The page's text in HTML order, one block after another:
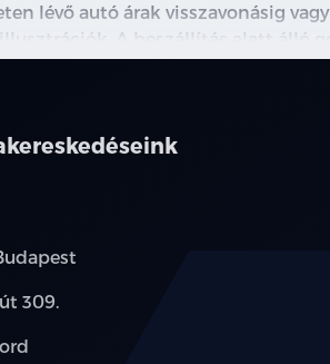
lévő autó árak visszavonásig
illusztrációk. A beszállítás alatt álló
A használt autó beszámítás
309.